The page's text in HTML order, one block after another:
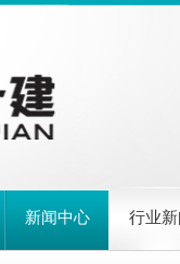
新闻中心 行业